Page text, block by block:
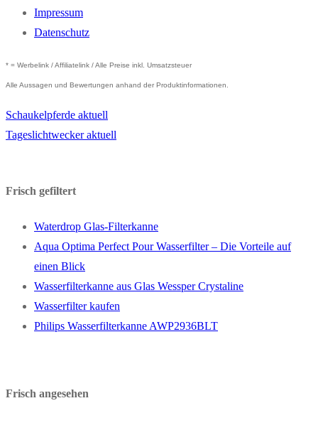
Impressum
Datenschutz
* = Werbelink / Affiliatelink / Alle Preise inkl. Umsatzsteuer
Alle Aussagen und Bewertungen anhand der Produktinformationen.
Schaukelpferde aktuell
Tageslichtwecker aktuell
Frisch gefiltert
Waterdrop Glas-Filterkanne
Aqua Optima Perfect Pour Wasserfilter – Die Vorteile auf
einen Blick
Wasserfilterkanne aus Glas Wessper Crystaline
Wasserfilter kaufen
Philips Wasserfilterkanne AWP2936BLT
Frisch angesehen